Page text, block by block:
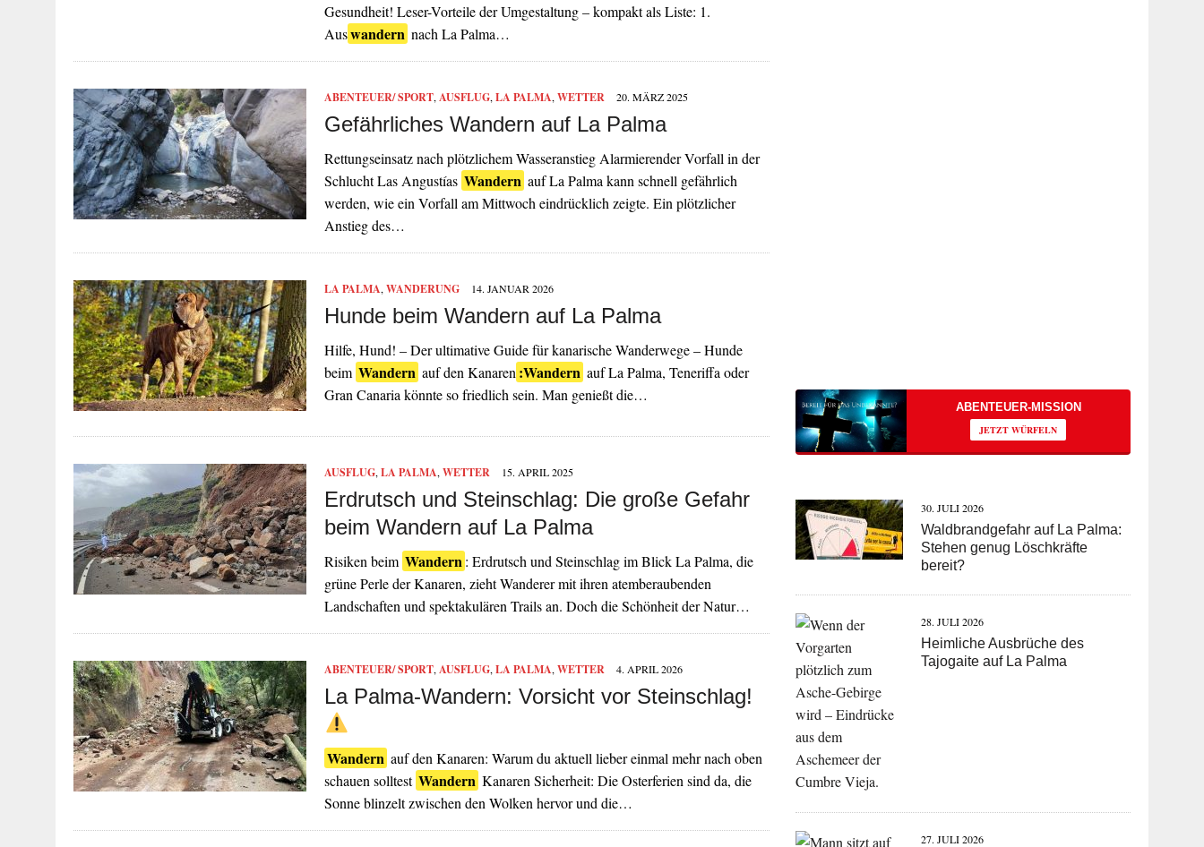
Gesundheit! Leser-Vorteile der Umgestaltung – kompakt als Liste: 1.
Auswandern nach La Palma…
ABENTEUER/ SPORT, AUSFLUG, LA PALMA, WETTER 20. MÄRZ 2025
Gefährliches Wandern auf La Palma
Rettungseinsatz nach plötzlichem Wasseranstieg Alarmierender Vorfall in der
Schlucht Las Angustías Wandern auf La Palma kann schnell gefährlich
werden, wie ein Vorfall am Mittwoch eindrücklich zeigte. Ein plötzlicher
Anstieg des…
LA PALMA, WANDERUNG 14. JANUAR 2026
Hunde beim Wandern auf La Palma
Hilfe, Hund! – Der ultimative Guide für kanarische Wanderwege – Hunde
beim Wandern auf den Kanaren :Wandern auf La Palma, Teneriffa oder
Gran Canaria könnte so friedlich sein. Man genießt die…
AUSFLUG, LA PALMA, WETTER 15. APRIL 2025
Erdrutsch und Steinschlag: Die große Gefahr
beim Wandern auf La Palma
Risiken beim Wandern: Erdrutsch und Steinschlag im Blick La Palma, die
grüne Perle der Kanaren, zieht Wanderer mit ihren atemberaubenden
Landschaften und spektakulären Trails an. Doch die Schönheit der Natur…
ABENTEUER/ SPORT, AUSFLUG, LA PALMA, WETTER 4. APRIL 2026
La Palma-Wandern: Vorsicht vor Steinschlag!
Wandern auf den Kanaren: Warum du aktuell lieber einmal mehr nach oben
schauen solltest Wandern Kanaren Sicherheit: Die Osterferien sind da, die
Sonne blinzelt zwischen den Wolken hervor und die…
ABENTEUER-MISSION
JETZT WÜRFELN
30. JULI 2026
Waldbrandgefahr auf La Palma:
Stehen genug Löschkräfte
bereit?
28. JULI 2026
Heimliche Ausbrüche des
Tajogaite auf La Palma
27. JULI 2026